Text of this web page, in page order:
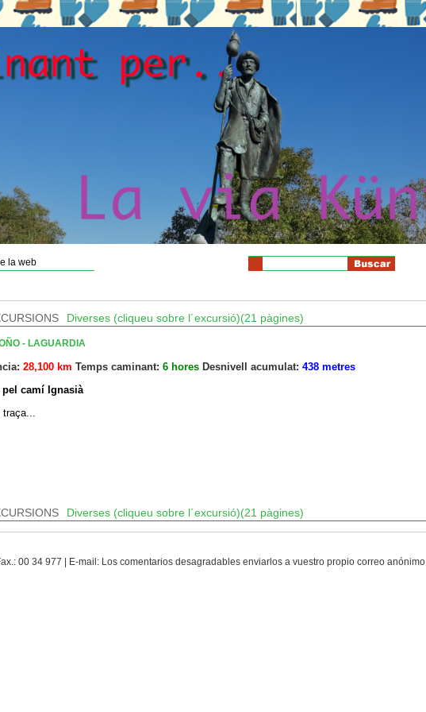
la web
Diverses (cliqueu sobre l´excursió)(21 pàgines)
- LAGUARDIA
28,100 km Temps caminant: 6 hores Desnivell acumulat: 438 metres
pel camí Ignasià
traça...
Diverses (cliqueu sobre l´excursió)(21 pàgines)
00 34 977 | E-mail: Los comentarios desagradables enviarlos a vuestro propio correo anónimo